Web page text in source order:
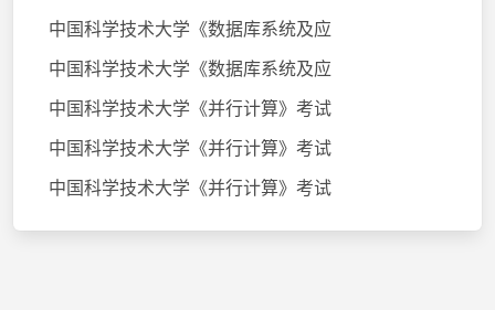
中国科学技术大学《数据库系统及应
中国科学技术大学《数据库系统及应
中国科学技术大学《并行计算》考试
中国科学技术大学《并行计算》考试
中国科学技术大学《并行计算》考试